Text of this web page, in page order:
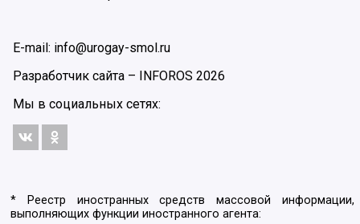
E-mail: info@urogay-smol.ru
Разработчик сайта –
INFOROS 2026
Мы в социальных сетях:
* Реестр иностранных средств массовой информации,
выполняющих функции иностранного агента: